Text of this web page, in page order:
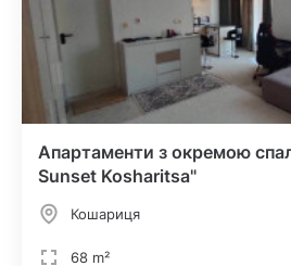
Апартаменти з окремою
Sunset Kosharitsa"
Кошариця
68 m²